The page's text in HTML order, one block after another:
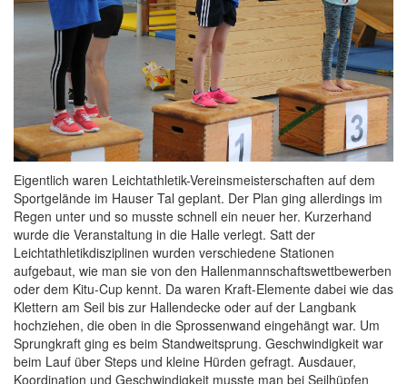
Eigentlich waren Leichtathletik-Vereinsmeisterschaften auf dem
Sportgelände im Hauser Tal geplant. Der Plan ging allerdings im
Regen unter und so musste schnell ein neuer her. Kurzerhand
wurde die Veranstaltung in die Halle verlegt. Satt der
Leichtathletikdisziplinen wurden verschiedene Stationen
aufgebaut, wie man sie von den Hallenmannschaftswettbewerben
oder dem Kitu-Cup kennt. Da waren Kraft-Elemente dabei wie das
Klettern am Seil bis zur Hallendecke oder auf der Langbank
hochziehen, die oben in die Sprossenwand eingehängt war. Um
Sprungkraft ging es beim Standweitsprung. Geschwindigkeit war
beim Lauf über Steps und kleine Hürden gefragt. Ausdauer,
Koordination und Geschwindigkeit musste man bei Seilhüpfen